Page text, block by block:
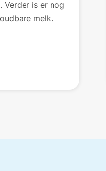
Verder is er nog
melk.